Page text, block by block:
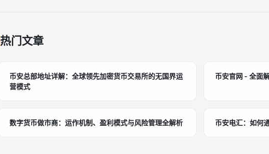
热门文章
币安总部地址详解：全球领先加密货币交易所的无国界运
营模式
币安官网 - 全面
数字货币做市商：运作机制、盈利模式与风险管理全解析 币安电汇：如何